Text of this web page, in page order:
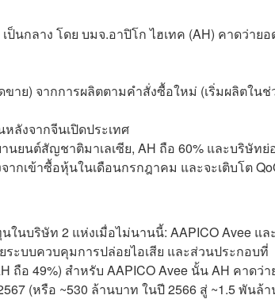
นกลาง โดย บมจ.อาปิโก ไฮเทค (AH) คาดว่ายอ
าย) จากการผลิตตามคำสั่งซื้อใหม่ (เริ่มผลิตในช่
ลังจากจีนเปิดประเทศ
นยนต์สัญชาติมาเลเซีย, AH ถือ 60% และบริษัทย่
ากเข้าซื้อหุ้นในเดือนกรกฎาคม และจะเติบโต
นบริษัท 2 แห่งเมื่อไม่นานนี้: AAPICO Avee และ
ะบบควบคุมการปล่อยไอเสีย และส่วนประกอบที่
อ 49%) สำหรับ AAPICO Avee นั้น AH คาดว่า
(หรือ ~530 ล้านบาท ในปี 2566 สู่ ~1.5 พันล้